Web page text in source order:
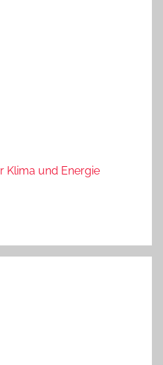
Klima und Energie